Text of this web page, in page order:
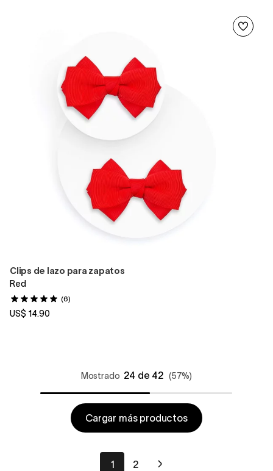
Clips de lazo para zapatos
Red
(6)
US$ 14.90
Mostrado 24 de 42 (57%)
Cargar más productos
1 2